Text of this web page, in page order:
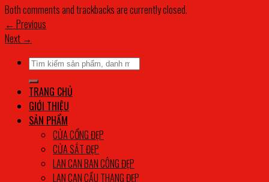
Both comments and trackbacks are currently closed.
← Previous
Next →
Tìm
kiếm:
TRANG CHỦ
GIỚI THIỆU
SẢN PHẨM
CỬA CỔNG ĐẸP
CỬA SẮT ĐẸP
LAN CAN BAN CÔNG ĐẸP
LAN CAN CẦU THANG ĐẸP